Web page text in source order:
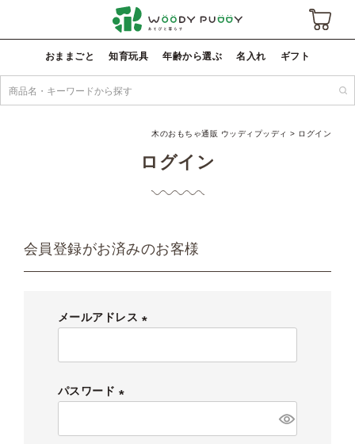
おままごと 知育玩具 年齢から選ぶ 名入れ ギフト
木のおもちゃ通販 ウッディプッディ ログイン
ログイン
会員登録がお済みのお客様
メールアドレス
必
)
パスワード
必